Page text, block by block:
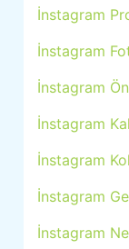
İnstagram
İnstagram
İnstagram
İnstagram
İnstagram
İnstagram
İnstagram